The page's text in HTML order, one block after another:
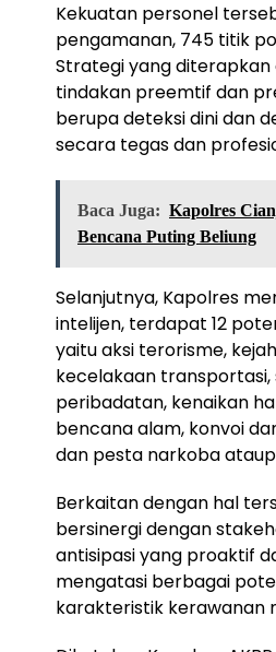
Kekuatan personel
pengamanan, 745 titik
Strategi yang
tindakan preemtif dan
berupa deteksi dini dan
secara tegas dan
Baca Juga: Kapolres
Bencana Puting Beliung
Selanjutnya, Kapolres
intelijen, terdapat 12
yaitu aksi terorisme,
kecelakaan transportasi,
peribadatan, kenaikan
bencana alam, konvoi
dan pesta narkoba
Berkaitan dengan hal
bersinergi dengan
antisipasi yang proaktif
mengatasi berbagai
karakteristik kerawanan